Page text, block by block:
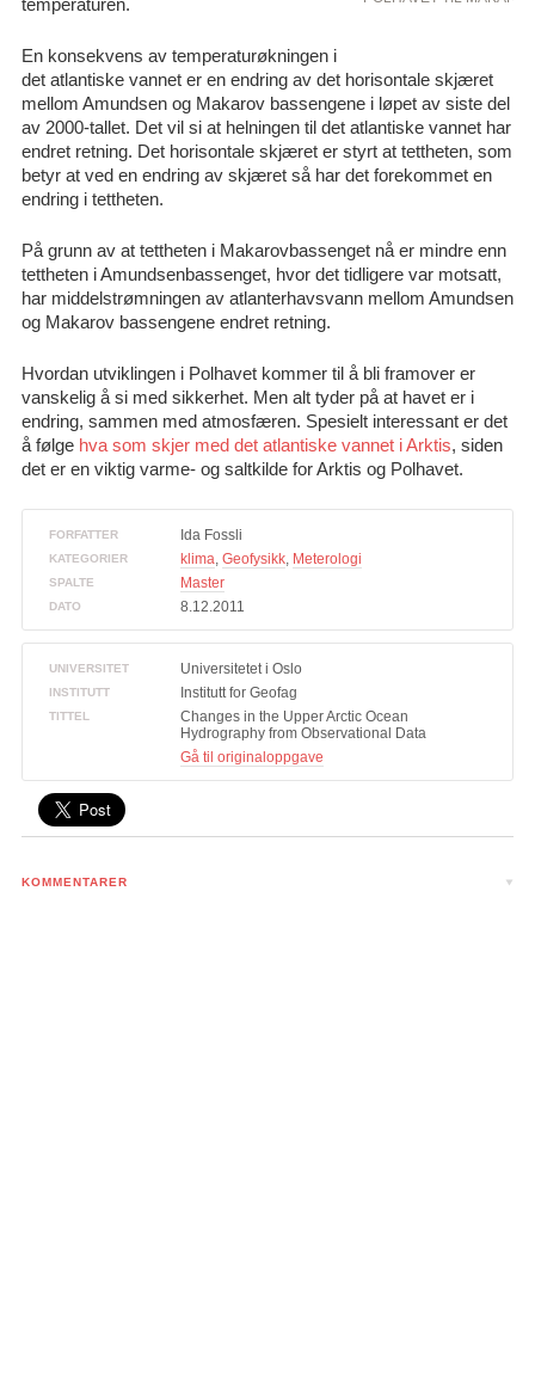
temperaturen.
En konsekvens av temperaturøkningen i
det atlantiske vannet er en endring av det horisontale skjæret
mellom Amundsen og Makarov bassengene i løpet av siste del
av 2000-tallet. Det vil si at helningen til det atlantiske vannet har
endret retning. Det horisontale skjæret er styrt at tettheten, som
betyr at ved en endring av skjæret så har det forekommet en
endring i tettheten.
På grunn av at tettheten i Makarovbassenget nå er mindre enn
tettheten i Amundsenbassenget, hvor det tidligere var motsatt,
har middelstrømningen av atlanterhavsvann mellom Amundsen
og Makarov bassengene endret retning.
Hvordan utviklingen i Polhavet kommer til å bli framover er
vanskelig å si med sikkerhet. Men alt tyder på at havet er i
endring, sammen med atmosfæren. Spesielt interessant er det
å følge hva som skjer med det atlantiske vannet i Arktis, siden
det er en viktig varme- og saltkilde for Arktis og Polhavet.
FORFATTER Ida Fossli
KATEGORIER klima, Geofysikk, Meterologi
SPALTE Master
DATO 8.12.2011
UNIVERSITET Universitetet i Oslo
INSTITUTT Institutt for Geofag
TITTEL
Changes in the Upper Arctic Ocean
Hydrography from Observational Data
Gå til originaloppgave
KOMMENTARER